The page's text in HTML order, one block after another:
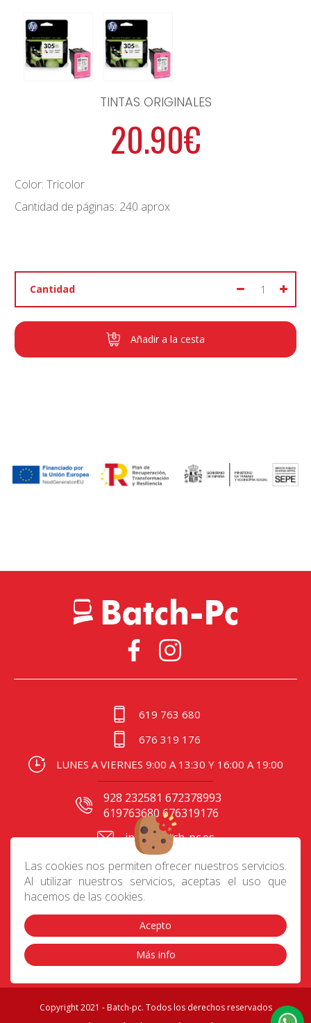
Las cookies nos permiten ofrecer nuestros servicios.
Al utilizar nuestros servicios, aceptas el uso que
hacemos de las cookies.
Acepto
Más info
TINTAS ORIGINALES
20.90€
Color: Tricolor
Cantidad de páginas: 240 aprox
Cantidad
Añadir a la cesta
619 763 680
676 319 176
LUNES A VIERNES 9:00 A 13:30 Y 16:00 A 19:00
928 232581 672378993
619763680 676319176
info@batch-pc.es
C/ Gral. Mas de Gaminde
24 35006, Las Palmas
Contacto Aviso Legal|Política de privacidad
|
Preguntas frecuentes|Envíos|Devoluciones|
Condiciones de compra
Copyright 2021 - Batch-pc. Todos los derechos reservados